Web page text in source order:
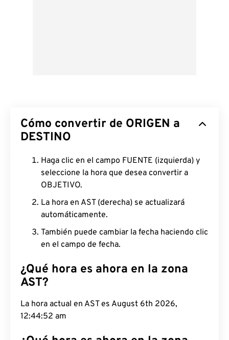
Cómo convertir de ORIGEN a
DESTINO
Haga clic en el campo FUENTE (izquierda) y
seleccione la hora que desea convertir a
OBJETIVO.
La hora en AST (derecha) se actualizará
automáticamente.
También puede cambiar la fecha haciendo clic
en el campo de fecha.
¿Qué hora es ahora en la zona
AST?
La hora actual en AST es August 6th 2026,
12:44:53 am